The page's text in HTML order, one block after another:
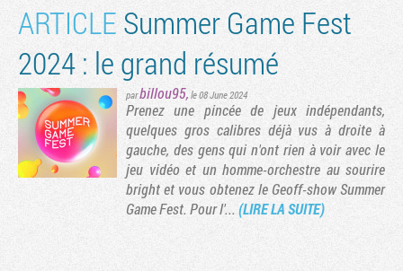
ARTICLE Summer Game Fest
2024 : le grand résumé
parbillou95, le 08 June 2024
Prenez une pincée de jeux indépendants,
quelques gros calibres déjà vus à droite à
gauche, des gens qui n'ont rien à voir avec le
jeu vidéo et un homme-orchestre au sourire
bright et vous obtenez le Geoff-show Summer
Game Fest. Pour l'... (LIRE LA SUITE)